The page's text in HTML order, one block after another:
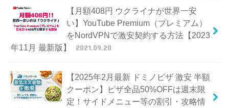
【月額408円 ウクライナが世界一安
い】YouTube Premium（プレミアム）
をNordVPNで激安契約する方法【2023
年11月 最新版】
2021.09.20
【2025年2月最新 ドミノピザ 激安 半額
クーポン】ピザ全品50%OFFは週末限
定！サイドメニュー等の割引・攻略情